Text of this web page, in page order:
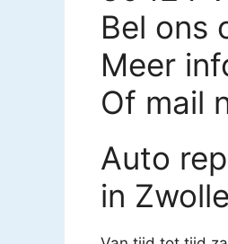
Bel ons
Meer
Of mail
Auto
in Zwolle